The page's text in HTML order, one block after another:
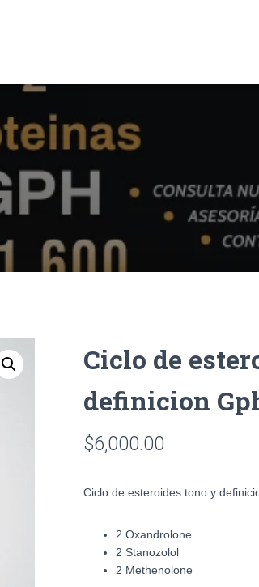
Ciclo de
definicion
$6,000.00
Ciclo de esteroides tono y
2 Oxandrolone
2 Stanozolol
2 Methenolone